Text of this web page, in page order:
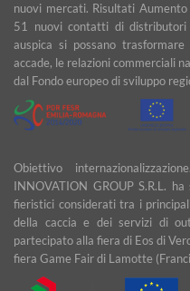
nuovi mercati. Risultati
51 nuovi contatti di
auspica si possano
accade, le relazioni commerciali
dal Fondo europeo di sviluppo
Obiettivo
INNOVATION GROUP S.R.L.
fieristici considerati tra i
della caccia e dei servizi di
partecipato alla fiera di Eos di
fiera Game Fair di Lamotte